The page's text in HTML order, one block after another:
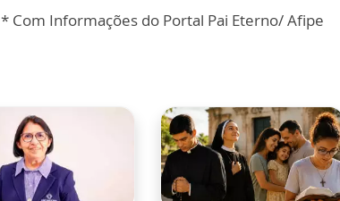
* Com Informações do Portal Pai Eterno/ Afipe